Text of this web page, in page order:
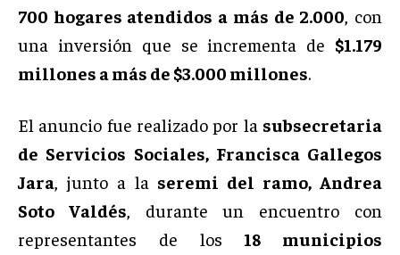
700 hogares atendidos a más de 2.000, con
una inversión que se incrementa de $1.179
millones a más de $3.000 millones.
El anuncio fue realizado por la subsecretaria
de Servicios Sociales, Francisca Gallegos
Jara, junto a la seremi del ramo, Andrea
Soto Valdés, durante un encuentro con
representantes de los 18 municipios